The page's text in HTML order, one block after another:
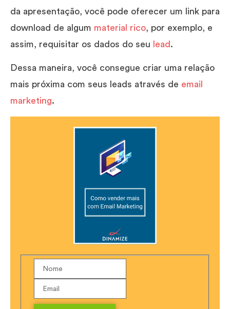
da apresentação, você pode oferecer um link para
download de algum material rico, por exemplo, e
assim, requisitar os dados do seu
lead .
Dessa maneira, você consegue criar uma relação
mais próxima com seus leads através de email
marketing.